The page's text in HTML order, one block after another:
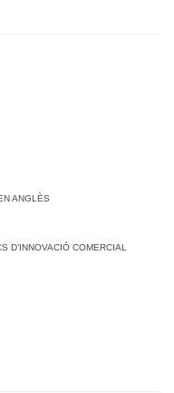
ANGLÈS
D’INNOVACIÓ COMERCIAL